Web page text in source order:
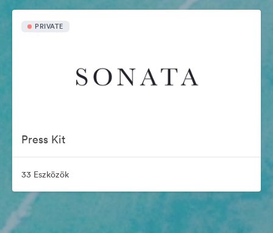
PRIVATE
Press Kit
33 Eszközök